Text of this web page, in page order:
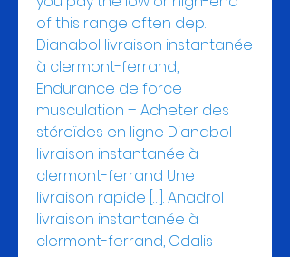
of this range often dep.
Dianabol livraison instantanée
à clermont-ferrand,
Endurance de force
musculation – Acheter des
stéroïdes en ligne Dianabol
livraison instantanée à
clermont-ferrand Une
livraison rapide […]. Anadrol
livraison instantanée à
clermont-ferrand, Odalis